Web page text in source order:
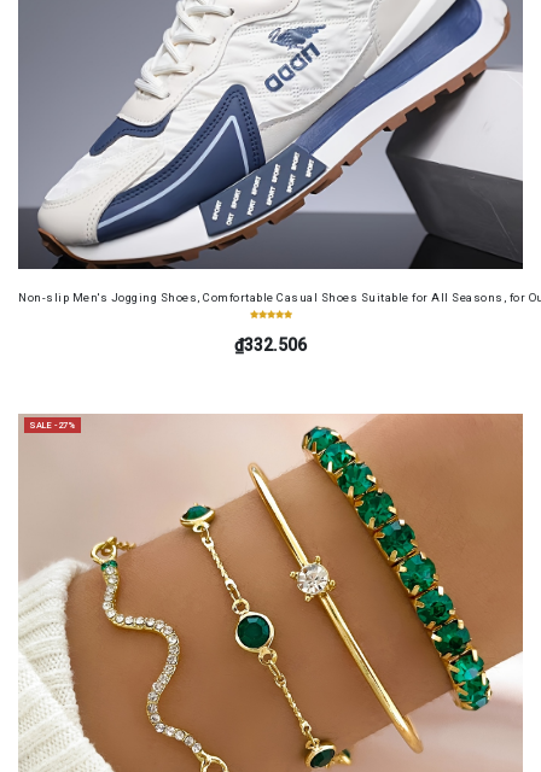
Non-slip Men's Jogging Shoes, Comfortable Casual Shoes Suitable for All Seasons, for
₫332.506
SALE -27%